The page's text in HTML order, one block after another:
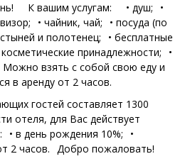
вашим услугам:⁣⁣⠀⁣⁣⠀• душ;⁣⁣⠀•
чайник, чай;⁣⁣⠀• посуда (по
и полотенец;⁣⁣⠀• бесплатные
принадлежности;⁣⁣⠀•
взять с собой свою еду и
в аренду от 2 часов.
гостей составляет 1300
отеля, для Вас действует
в день рождения 10%;⁣⁣⠀•
2 часов.⁣⁣⠀Добро пожаловать!